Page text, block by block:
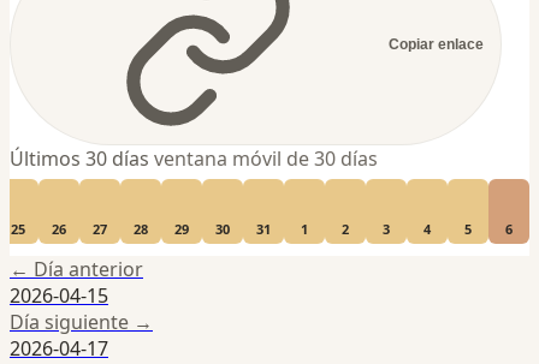
Copiar enlace
Últimos 30 días ventana móvil de 30 días
25 26 27 28 29 30 31 1 2 3 4 5 6
← Día anterior
2026-04-15
Día siguiente →
2026-04-17